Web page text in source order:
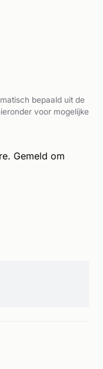
bepaald uit de
voor mogelijke
Gemeld om